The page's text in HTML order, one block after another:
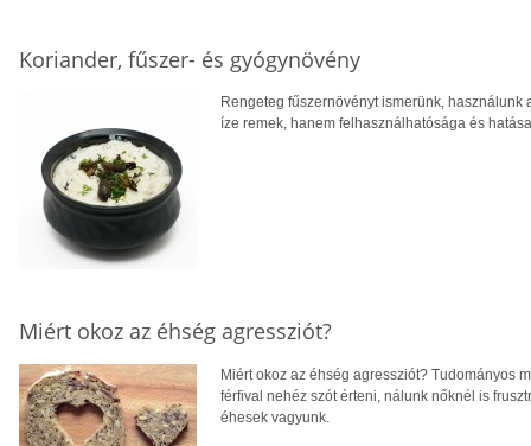
Koriander, fűszer- és gyógynövény
Rengeteg fűszernövényt ismerünk,
íze remek, hanem felhasználhatósága és
Miért okoz az éhség agressziót?
Miért okoz az éhség agressziót? Tudományos
férfival nehéz szót érteni, nálunk nőknél is
éhesek vagyunk.